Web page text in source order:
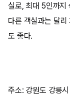
실로, 최대 5인까지
다른 객실과는 달
도 좋다.
주소: 강원도 강릉